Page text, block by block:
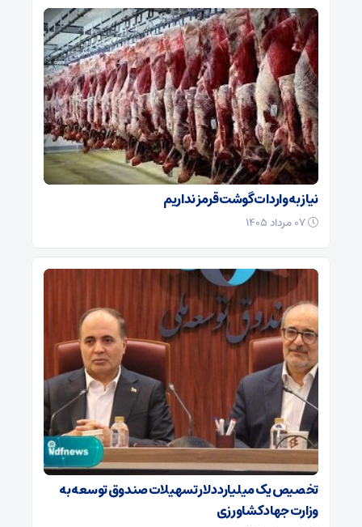
نیاز به واردات گوشت قرمز نداریم
تخصیص یک میلیارد دلار تسهیلات صندوق توسعه به
وزارت جهاد کشاورزی